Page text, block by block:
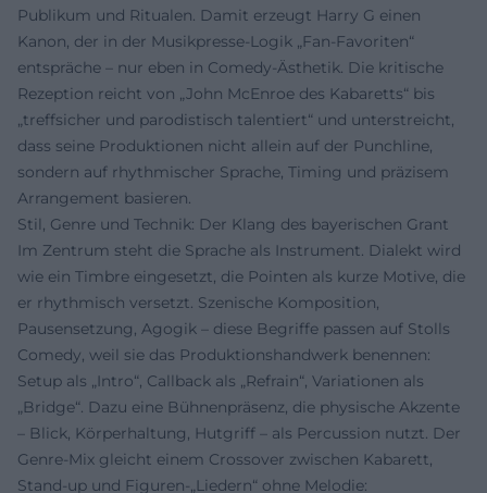
Publikum und Ritualen. Damit erzeugt Harry G einen
Kanon, der in der Musikpresse-Logik „Fan-Favoriten“
entspräche – nur eben in Comedy-Ästhetik. Die kritische
Rezeption reicht von „John McEnroe des Kabaretts“ bis
„treffsicher und parodistisch talentiert“ und unterstreicht,
dass seine Produktionen nicht allein auf der Punchline,
sondern auf rhythmischer Sprache, Timing und präzisem
Arrangement basieren.
Stil, Genre und Technik: Der Klang des bayerischen Grant
Im Zentrum steht die Sprache als Instrument. Dialekt wird
wie ein Timbre eingesetzt, die Pointen als kurze Motive, die
er rhythmisch versetzt. Szenische Komposition,
Pausensetzung, Agogik – diese Begriffe passen auf Stolls
Comedy, weil sie das Produktionshandwerk benennen:
Setup als „Intro“, Callback als „Refrain“, Variationen als
„Bridge“. Dazu eine Bühnenpräsenz, die physische Akzente
– Blick, Körperhaltung, Hutgriff – als Percussion nutzt. Der
Genre-Mix gleicht einem Crossover zwischen Kabarett,
Stand-up und Figuren-„Liedern“ ohne Melodie: